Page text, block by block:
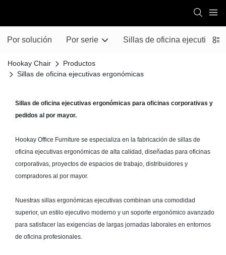
Por solución Por serie Sillas de oficina ejecutivas
Hookay Chair
Productos
Sillas de oficina ejecutivas ergonómicas
Sillas de oficina ejecutivas ergonómicas para oficinas corporativas y
pedidos al por mayor.
Hookay Office Furniture se especializa en la fabricación de sillas de
oficina ejecutivas ergonómicas de alta calidad, diseñadas para oficinas
corporativas, proyectos de espacios de trabajo, distribuidores y
compradores al por mayor.
Nuestras sillas ergonómicas ejecutivas combinan una comodidad
superior, un estilo ejecutivo moderno y un soporte ergonómico avanzado
para satisfacer las exigencias de largas jornadas laborales en entornos
de oficina profesionales.